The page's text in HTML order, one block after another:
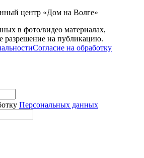
центр «Дом на Волге»
в фото/видео материалах,
разрешение на публикацию.
Согласие на обработку
Персональных данных